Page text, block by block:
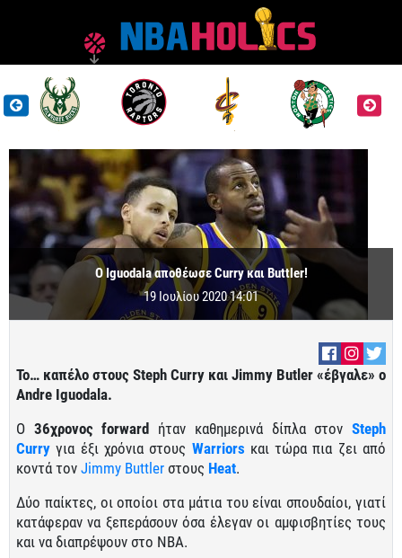
Ο Iguodala αποθέωσε Curry και Buttler!
19 Ιουλίου 2020 14:01
Το… καπέλο στους Steph Curry και Jimmy Butler «έβγαλε» ο
Andre Iguodala.
Ο 36χρονος forward ήταν καθημερινά δίπλα στονSteph
Curry για έξι χρόνια στους Warriors και τώρα πια ζει από
κοντά τον Jimmy Buttler στους Heat.
Δύο παίκτες, οι οποίοι στα μάτια του είναι σπουδαίοι, γιατί
κατάφεραν να ξεπεράσουν όσα έλεγαν οι αμφισβητίες τους
και να διαπρέψουν στο ΝΒΑ.